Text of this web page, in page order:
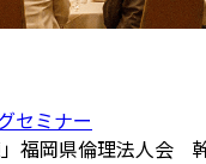
セミナー
」福岡県倫理法人会